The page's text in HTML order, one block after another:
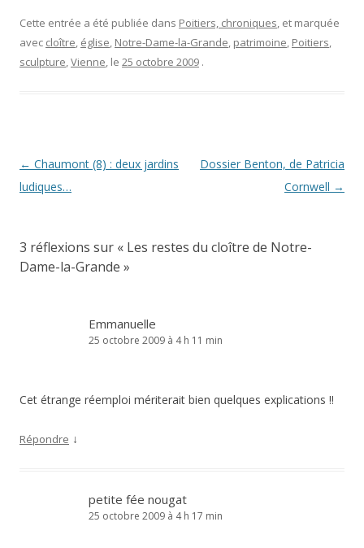
Cette entrée a été publiée dans Poitiers, chroniques, et marquée
avec cloître, église, Notre-Dame-la-Grande, patrimoine, Poitiers,
sculpture,Vienne, le 25 octobre 2009 .
Navigation
des
← Chaumont (8) : deux jardins
ludiques…
Dossier Benton, de Patricia
Cornwell →
3 réflexions sur « Les restes du cloître de Notre-
Dame-la-Grande »
Emmanuelle
25 octobre 2009 à 4 h 11 min
Cet étrange réemploi mériterait bien quelques explications !!
Répondre ↓
petite fée nougat
25 octobre 2009 à 4 h 17 min